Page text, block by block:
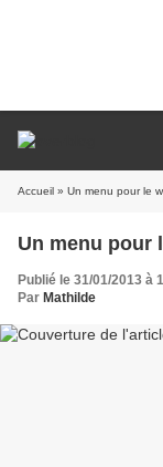
Accueil » Un menu pour le
Un menu pour
Publié le 31/01/2013 à
Par Mathilde